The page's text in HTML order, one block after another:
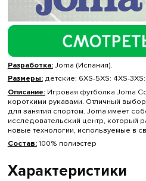
Разработка:Joma (Испания).
Размеры:детские: 6XS-5XS: 4XS-
Описание:Игровая футболка Joma
короткими рукавами. Отличный
для занятия спортом. Joma имеет
исследовательский центр, который
новые технологии, используемые в
Состав:100% полиэстер
Характеристики